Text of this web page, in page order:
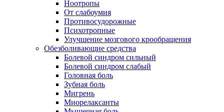
Ноотропы
От слабоумия
Противосудорожные
Психотропные
Улучшение мозгового крообращения
Обезболивающие средства
Болевой синдром сильный
Болевой синдром слабый
Головная боль
Зубная боль
Мигрень
Миорелаксанты